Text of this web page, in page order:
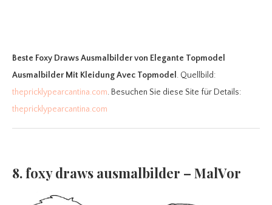
Beste Foxy Draws Ausmalbildervon Elegante Topmodel
Ausmalbilder Mit Kleidung Avec Topmodel. Quellbild:
thepricklypearcantina.com. Besuchen Sie diese Site für Details:
thepricklypearcantina.com
8. foxy draws ausmalbilder – MalVor